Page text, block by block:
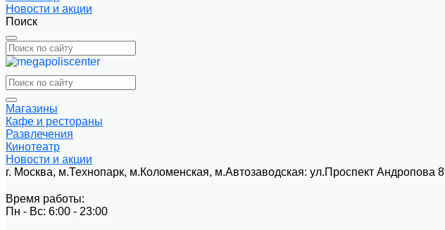
Новости и акции
Поиск
Магазины
Кафе и рестораны
Развлечения
Кинотеатр
Новости и акции
г. Москва, м.Технопарк, м.Коломенская, м.Автозаводская: ул.Проспект Андропова 8
Время работы:
Пн - Вс: 6:00 - 23:00